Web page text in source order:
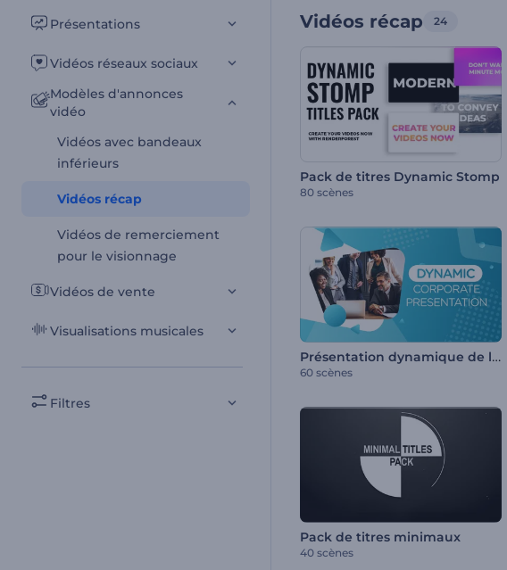
Présentations
Vidéos réseaux sociaux
Modèles d'annonces
vidéo
Vidéos avec bandeaux
inférieurs
Vidéos récap
Vidéos de remerciement
pour le visionnage
Vidéos de vente
Visualisations musicales
Filtres
Vidéos récap 24
Pack de titres Dynamic Stomp
80 scènes
Présentation dynamique de l'entreprise
60 scènes
Pack de titres minimaux
40 scènes